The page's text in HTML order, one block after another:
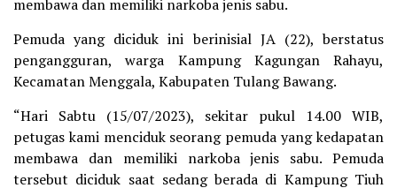
membawa dan memiliki narkoba jenis sabu.
Pemuda yang diciduk ini berinisial JA (22), berstatus
pengangguran, warga Kampung Kagungan Rahayu,
Kecamatan Menggala, Kabupaten Tulang Bawang.
“Hari Sabtu (15/07/2023), sekitar pukul 14.00 WIB,
petugas kami menciduk seorang pemuda yang kedapatan
membawa dan memiliki narkoba jenis sabu. Pemuda
tersebut diciduk saat sedang berada di Kampung Tiuh